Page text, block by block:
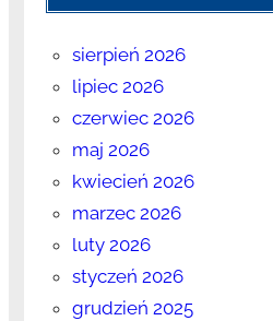
sierpień 2026
lipiec 2026
czerwiec 2026
maj 2026
kwiecień 2026
marzec 2026
luty 2026
styczeń 2026
grudzień 2025